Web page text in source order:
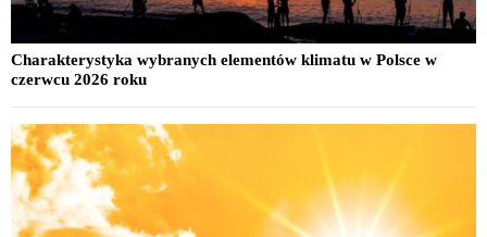
Charakterystyka wybranych elementów klimatu w Polsce w
czerwcu 2026 roku